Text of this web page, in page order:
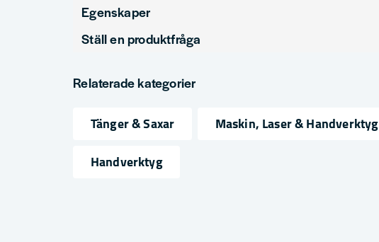
Egenskaper
Produkttyp
Ställ en produktfråga
Fråga oss något om denna produkten...
Relaterade kategorier
Tänger & Saxar
Maskin, Laser & Handverktyg
Handverktyg